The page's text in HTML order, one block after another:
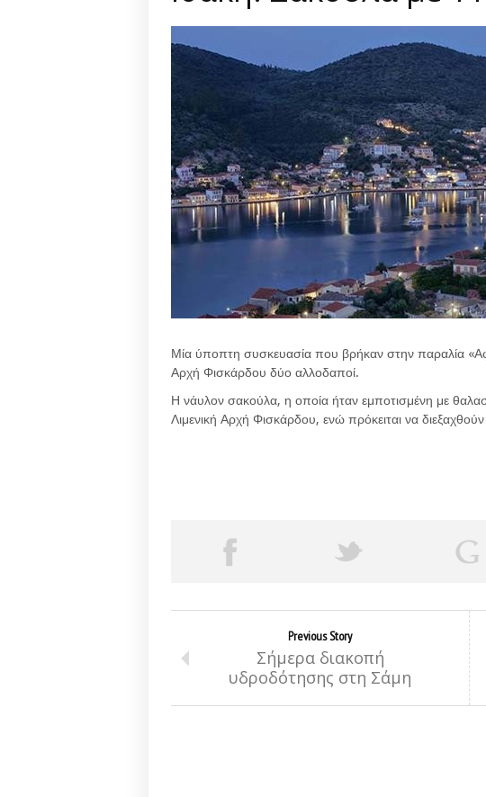
Μία ύποπτη συσκευασία που βρήκαν στην παραλία
Αρχή Φισκάρδου δύο αλλοδαποί.
Η νάυλον σακούλα, η οποία ήταν εμποτισμένη με
Λιμενική Αρχή Φισκάρδου, ενώ πρόκειται να
Previous Story
Σήμερα διακοπή
υδροδότησης στη Σάμη